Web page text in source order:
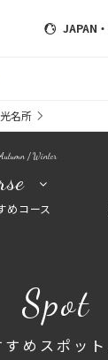
JAPAN
名所
/ Winter
めコース
Spot
めスポッ